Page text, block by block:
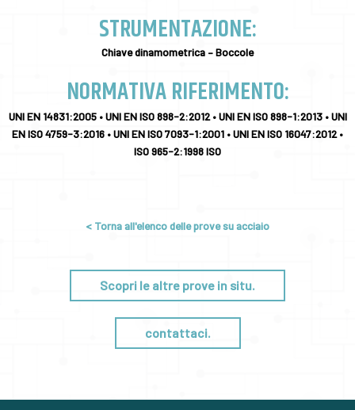
STRUMENTAZIONE:
Chiave dinamometrica – Boccole
NORMATIVA RIFERIMENTO:
UNI EN 14831:2005 • UNI EN ISO 898-2:2012 • UNI EN ISO 898-1:2013 • UNI
EN ISO 4759-3:2016 • UNI EN ISO 7093-1:2001 • UNI EN ISO 16047:2012 •
ISO 965-2:1998 ISO
< Torna all'elenco delle prove su acciaio
Scopri le altre prove in situ.
contattaci.